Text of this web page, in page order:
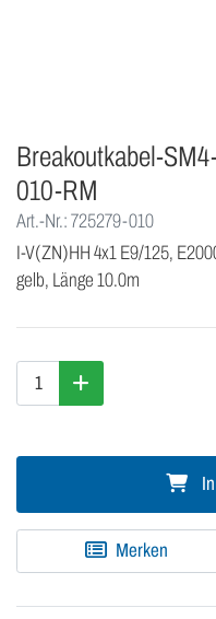
Breakoutkabel-
010-RM
Art.-Nr.: 725279-010
I-V(ZN)HH 4x1 E9/125,
gelb, Länge 10.0m
Merken